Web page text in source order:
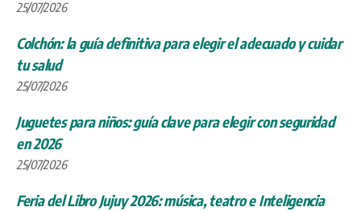
25/07/2026
Colchón: la guía definitiva para elegir el adecuado y cuidar
tu salud
25/07/2026
Juguetes para niños: guía clave para elegir con seguridad
en 2026
25/07/2026
Feria del Libro Jujuy 2026: música, teatro e Inteligencia